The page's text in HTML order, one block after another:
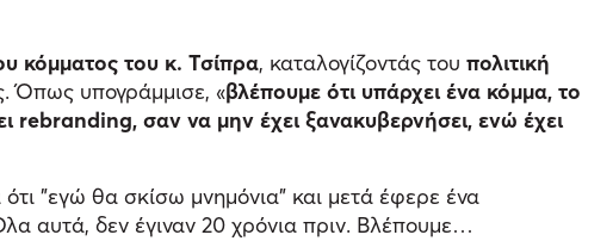
κόμματος του κ. Τσίπρα, καταλογίζοντάς του πολιτική
Όπως υπογράμμισε, «βλέπουμε ότι υπάρχει ένα κόμμα, το
rebranding, σαν να μην έχει ξανακυβερνήσει, ενώ έχει
"εγώ θα σκίσω μνημόνια" και μετά έφερε ένα
αυτά, δεν έγιναν 20 χρόνια πριν. Βλέπουμε…